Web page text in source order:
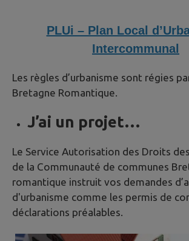
PLUi – Plan Local
Intercommunal
Les règles d’urbanisme sont régies
Bretagne Romantique.
J’ai un projet…
Le Service Autorisation des Droits
de la Communauté de communes
romantique instruit vos demandes
d'urbanisme comme les permis de
déclarations préalables.